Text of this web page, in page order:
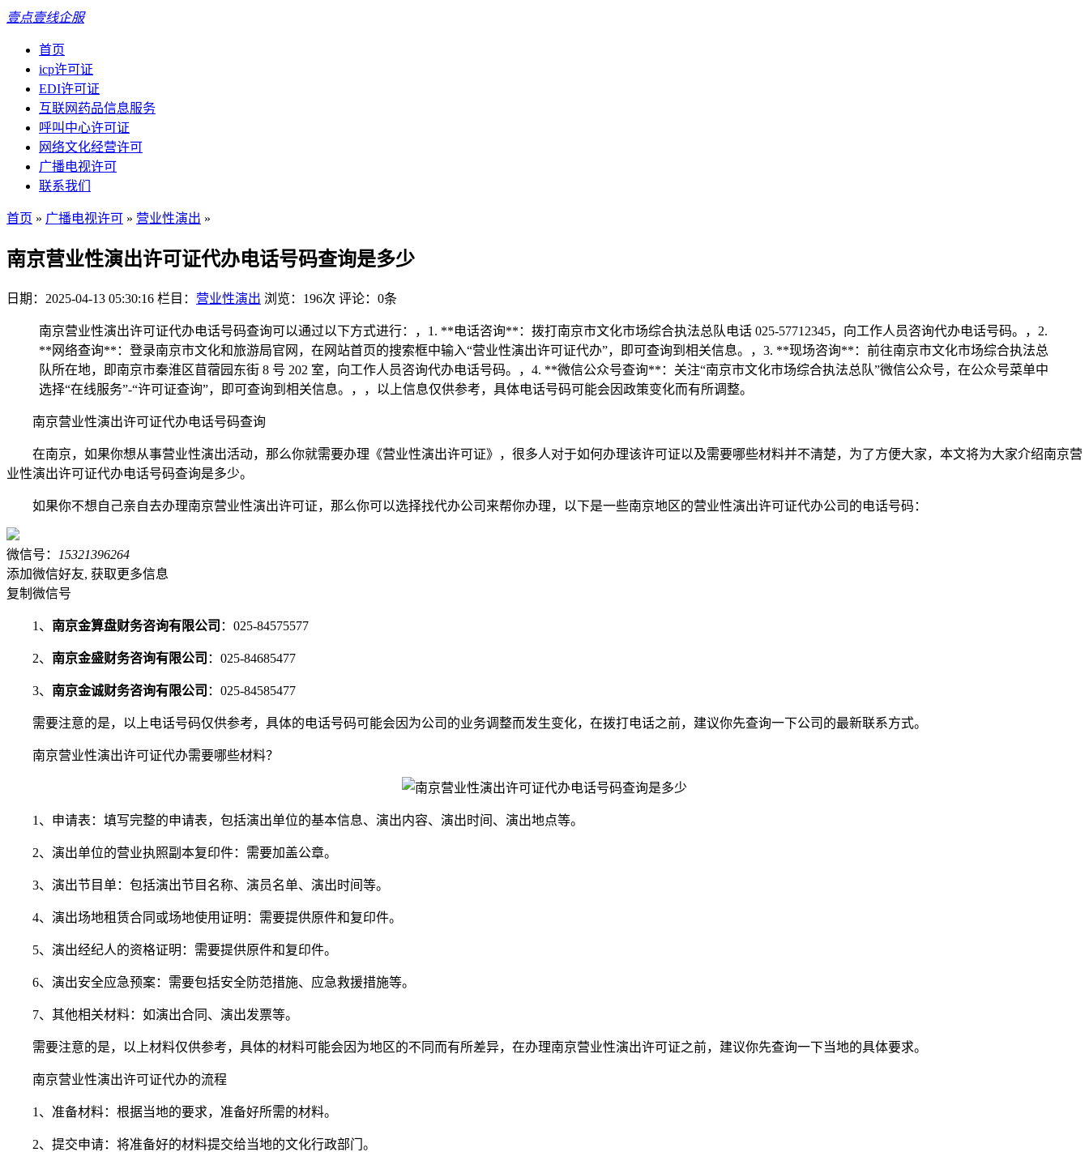
壹点壹线企服
首页
icp许可证
EDI许可证
互联网药品信息服务
呼叫中心许可证
网络文化经营许可
广播电视许可
联系我们
首页 » 广播电视许可 » 营业性演出 »
南京营业性演出许可证代办电话号码查询是多少
日期：2025-04-13 05:30:16 栏目： 营业性演出 浏览：196次 评论：0条
南京营业性演出许可证代办电话号码查询可以通过以下方式进行：，1. **电话咨询**：拨打南京市文化市场综合执法总队电话 025-57712345，向工作人员咨询代办电话号码。，2.
**网络查询**：登录南京市文化和旅游局官网，在网站首页的搜索框中输入“营业性演出许可证代办”，即可查询到相关信息。，3. **现场咨询**：前往南京市文化市场综合执法总
队所在地，即南京市秦淮区苜蓿园东街 8 号 202 室，向工作人员咨询代办电话号码。，4. **微信公众号查询**：关注“南京市文化市场综合执法总队”微信公众号，在公众号菜单中
选择“在线服务”-“许可证查询”，即可查询到相关信息。，，以上信息仅供参考，具体电话号码可能会因政策变化而有所调整。
南京营业性演出许可证代办电话号码查询
在南京，如果你想从事营业性演出活动，那么你就需要办理《营业性演出许可证》，很多人对于如何办理该许可证以及需要哪些材料并不清楚，为了方便大家，本文将为大家介绍南京营
业性演出许可证代办电话号码查询是多少。
如果你不想自己亲自去办理南京营业性演出许可证，那么你可以选择找代办公司来帮你办理，以下是一些南京地区的营业性演出许可证代办公司的电话号码：
微信号：
15321396264
添加微信好友, 获取更多信息
复制微信号
1、 南京金算盘财务咨询有限公司 ：025-84575577
2、 南京金盛财务咨询有限公司 ：025-84685477
3、 南京金诚财务咨询有限公司 ：025-84585477
需要注意的是，以上电话号码仅供参考，具体的电话号码可能会因为公司的业务调整而发生变化，在拨打电话之前，建议你先查询一下公司的最新联系方式。
南京营业性演出许可证代办需要哪些材料？
1、申请表：填写完整的申请表，包括演出单位的基本信息、演出内容、演出时间、演出地点等。
2、演出单位的营业执照副本复印件：需要加盖公章。
3、演出节目单：包括演出节目名称、演员名单、演出时间等。
4、演出场地租赁合同或场地使用证明：需要提供原件和复印件。
5、演出经纪人的资格证明：需要提供原件和复印件。
6、演出安全应急预案：需要包括安全防范措施、应急救援措施等。
7、其他相关材料：如演出合同、演出发票等。
需要注意的是，以上材料仅供参考，具体的材料可能会因为地区的不同而有所差异，在办理南京营业性演出许可证之前，建议你先查询一下当地的具体要求。
南京营业性演出许可证代办的流程
1、准备材料：根据当地的要求，准备好所需的材料。
2、提交申请：将准备好的材料提交给当地的文化行政部门。